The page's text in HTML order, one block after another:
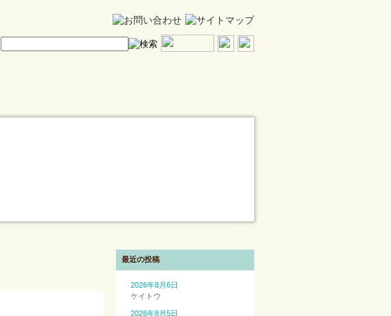
最近の投稿
2026年8月6日
ケイトウ
2026年8月5日